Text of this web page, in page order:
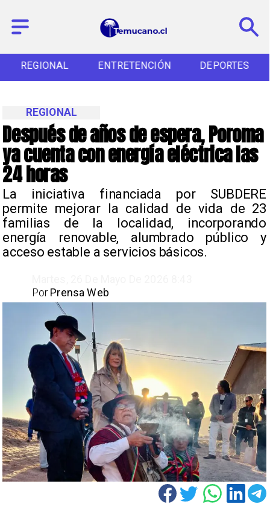
REGIONAL ENTRETENCIÓN DEPORTES
Después de años de espera, Poroma
ya cuenta con energía eléctrica las
24 horas
La iniciativa financiada por SUBDERE
permite mejorar la calidad de vida de 23
familias de la localidad, incorporando
energía renovable, alumbrado público y
acceso estable a servicios básicos.
REGIONAL
Prensa Web
Por